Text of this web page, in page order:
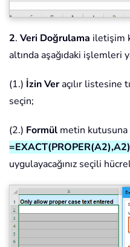
2. Veri Doğrulama iletişim
altında aşağıdaki işlemleri
(1.) İzin Veraçılır listesine
seçin;
(2.) Formül metin
=EXACT(PROPER(A2),A2)
uygulayacağınız seçili